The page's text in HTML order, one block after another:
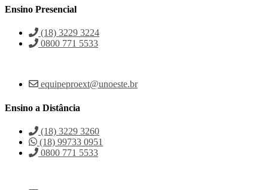
Ensino Presencial
(18) 3229 3224
0800 771 5533
equipeproext@unoeste.br
Ensino a Distância
(18) 3229 3260
(18) 99733 0951
0800 771 5533